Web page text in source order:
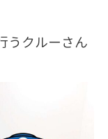
うクルーさん